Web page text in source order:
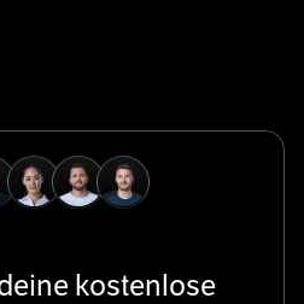
für die Pflege.
kostenlose